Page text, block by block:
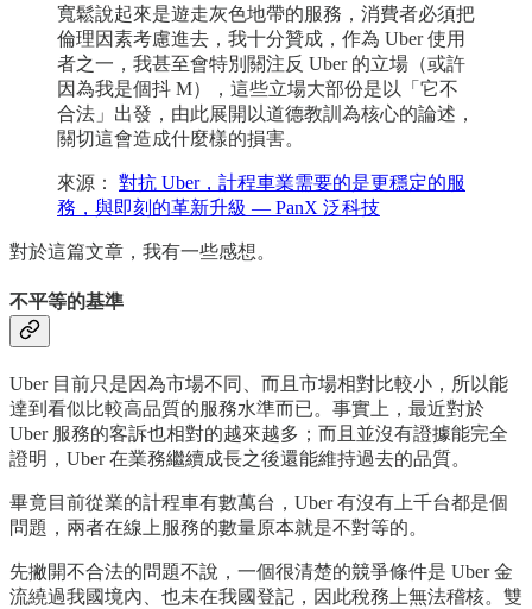
寬鬆說起來是遊走灰色地帶的服務，消費者必須把
倫理因素考慮進去，我十分贊成，作為 Uber 使用
者之一，我甚至會特別關注反 Uber 的立場（或許
因為我是個抖 M），這些立場大部份是以「它不
合法」出發，由此展開以道德教訓為核心的論述，
關切這會造成什麼樣的損害。
來源： 對抗 Uber，計程車業需要的是更穩定的服
務，與即刻的革新升級 — PanX 泛科技
對於這篇文章，我有一些感想。
不平等的基準
Uber 目前只是因為市場不同、而且市場相對比較小，所以能
達到看似比較高品質的服務水準而已。事實上，最近對於
Uber 服務的客訴也相對的越來越多；而且並沒有證據能完全
證明，Uber 在業務繼續成長之後還能維持過去的品質。
畢竟目前從業的計程車有數萬台，Uber 有沒有上千台都是個
問題，兩者在線上服務的數量原本就是不對等的。
先撇開不合法的問題不說，一個很清楚的競爭條件是 Uber 金
流繞過我國境內、也未在我國登記，因此稅務上無法稽核。雙